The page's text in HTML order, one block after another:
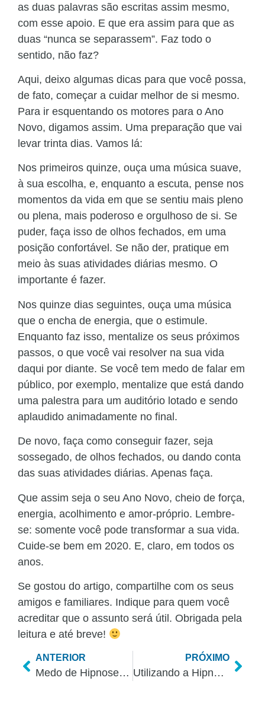
as duas palavras são escritas assim mesmo,
com esse apoio. E que era assim para que as
duas “nunca se separassem”. Faz todo o
sentido, não faz?
Aqui, deixo algumas dicas para que você possa,
de fato, começar a cuidar melhor de si mesmo.
Para ir esquentando os motores para o Ano
Novo, digamos assim. Uma preparação que vai
levar trinta dias. Vamos lá:
Nos primeiros quinze, ouça uma música suave,
à sua escolha, e, enquanto a escuta, pense nos
momentos da vida em que se sentiu mais pleno
ou plena, mais poderoso e orgulhoso de si. Se
puder, faça isso de olhos fechados, em uma
posição confortável. Se não der, pratique em
meio às suas atividades diárias mesmo. O
importante é fazer.
Nos quinze dias seguintes, ouça uma música
que o encha de energia, que o estimule.
Enquanto faz isso, mentalize os seus próximos
passos, o que você vai resolver na sua vida
daqui por diante. Se você tem medo de falar em
público, por exemplo, mentalize que está dando
uma palestra para um auditório lotado e sendo
aplaudido animadamente no final.
De novo, faça como conseguir fazer, seja
sossegado, de olhos fechados, ou dando conta
das suas atividades diárias. Apenas faça.
Que assim seja o seu Ano Novo, cheio de força,
energia, acolhimento e amor-próprio. Lembre-
se: somente você pode transformar a sua vida.
Cuide-se bem em 2020. E, claro, em todos os
anos.
Se gostou do artigo, compartilhe com os seus
amigos e familiares. Indique para quem você
acreditar que o assunto será útil. Obrigada pela
leitura e até breve!
ANTERIOR
Medo de Hipnose – Quebrando o Tabu Definitivamente
PRÓXIMO
Utilizando a Hipnose Ericksoniana para Dormir Melhor